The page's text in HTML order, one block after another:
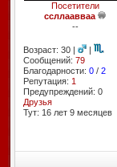
Посетители
ссллаавваа
--
Возраст: 30 |
|
Сообщений: 79
Благодарности: 0/ 2
Репутация: 1
Предупреждений: 0
Друзья
Тут: 16 лет 9 месяцев